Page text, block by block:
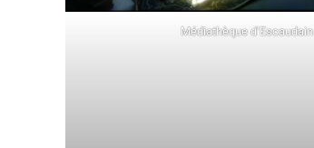
Médiathèque d’Escaudain